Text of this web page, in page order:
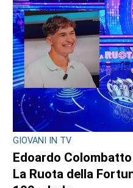
GIOVANI IN TV